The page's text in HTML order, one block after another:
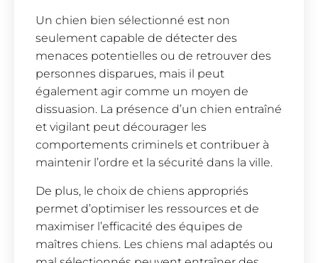
Un chien bien sélectionné est non
seulement capable de détecter des
menaces potentielles ou de retrouver des
personnes disparues, mais il peut
également agir comme un moyen de
dissuasion. La présence d’un chien entraîné
et vigilant peut décourager les
comportements criminels et contribuer à
maintenir l’ordre et la sécurité dans la ville.
De plus, le choix de chiens appropriés
permet d’optimiser les ressources et de
maximiser l’efficacité des équipes de
maîtres chiens. Les chiens mal adaptés ou